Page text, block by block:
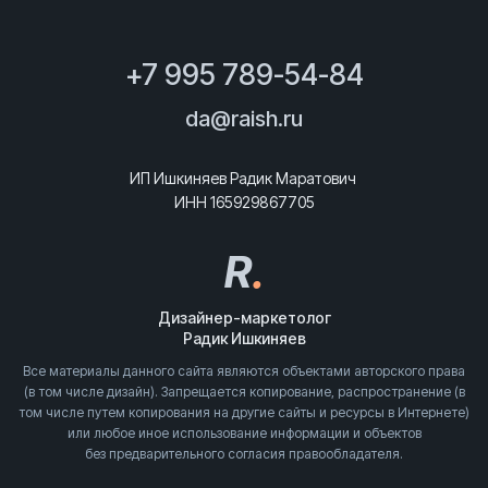
+7 995 789-54-84
da@raish.ru
ИП Ишкиняев Радик Маратович
ИНН 165929867705
R.
Дизайнер-маркетолог
Радик Ишкиняев
Все материалы данного сайта являются объектами авторского права
(в том числе дизайн). Запрещается копирование, распространение (в
том числе путем копирования на другие сайты и ресурсы в Интернете)
или любое иное использование информации и объектов
без предварительного согласия правообладателя.